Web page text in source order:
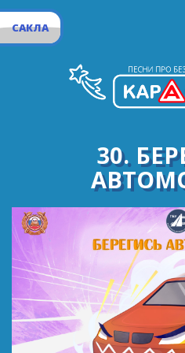
САКЛА
30.
Вот какой
Он проехал
Тормоза
Все
Не нарушил
Соблюдая
Что